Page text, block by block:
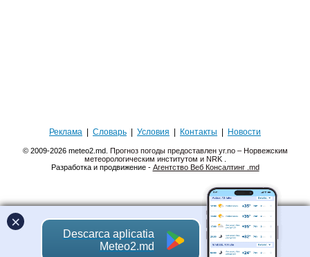
Реклама Словарь Условия Контакты Новости
© 2009-2026 meteo2.md. Прогноз погоды предоставлен yr.no – Норвежским
метеорологическим институтом и NRK
Разработка и продвижение - Агентство Веб Консалтинг .md
×
Descarca aplicatia
Meteo2.md